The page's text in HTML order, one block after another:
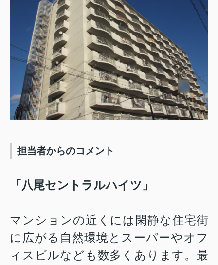
担当者からのコメント
「八尾セントラルハイツ」
マンションの近くには閑静な住宅街
に広がる自然環境とスーパーやオフ
ィスビルなども数多くあります。最